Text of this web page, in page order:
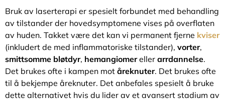
Bruk av laserterapi er spesielt forbundet med behandling
av tilstander der hovedsymptomene vises på overflaten
av huden. Takket være det kan vi permanent fjerne kviser
(inkludert de med inflammatoriske tilstander), vorter,
smittsomme bløtdyr, hemangiomereller arrdannelse.
Det brukes ofte i kampen mot åreknuter. Det brukes ofte
til å bekjempe åreknuter. Det anbefales spesielt å bruke
dette alternativet hvis du lider av et avansert stadium av